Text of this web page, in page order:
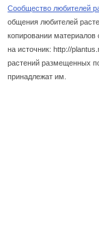
Сообщество любителей
общения любителей
копировании материалов
на источник: http://
растений размещенных
принадлежат им.